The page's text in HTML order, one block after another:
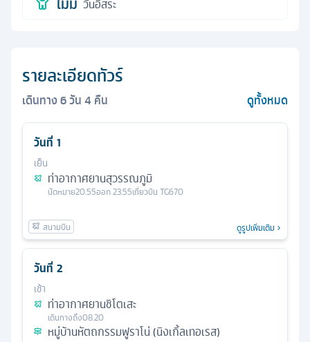
วันอิสระ
รายละเอียดทัวร์
เดินทาง6วัน4 คืน ดูทั้งหมด
วันที่ 1
เย็น
ท่าอากาศยานสุวรรณภูมิ
นัดหมาย20.55ออก23.55เที่ยวบิน TG670
ดูรูปเพิ่มเติม
วันที่ 2
เช้า
ท่าอากาศยานชิโตเสะ
เดินทางถึง08.20
หมู่บ้านหัตถกรรมฟูราโน่ (นิงเกิ้ลเทอเรส)